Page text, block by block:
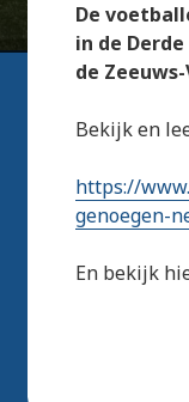
De
in de
de
Bekijk en
https://
genoegen-
En bekijk